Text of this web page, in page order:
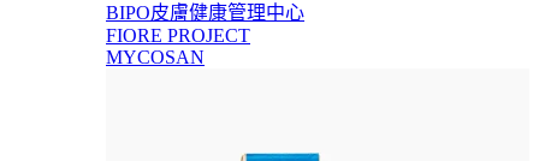
BIPO皮膚健康管理中心
FIORE PROJECT
MYCOSAN